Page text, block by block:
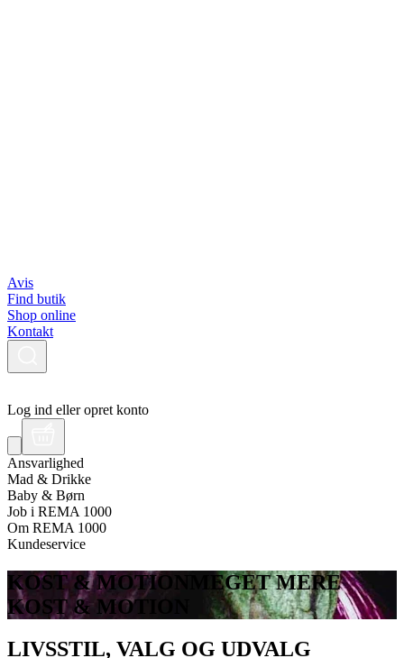
Avis
Find butik
Shop online
Kontakt
Log ind eller opret konto
Ansvarlighed
Mad & Drikke
Baby & Børn
Job i REMA 1000
Om REMA 1000
Kundeservice
KOST & MOTION
MEGET MERE
KOST & MOTION
LIVSSTIL, VALG OG UDVALG